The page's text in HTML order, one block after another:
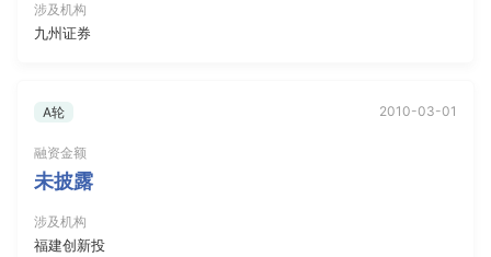
涉及机构
九州证券
A轮 2010-03-01
融资金额
未披露
涉及机构
福建创新投